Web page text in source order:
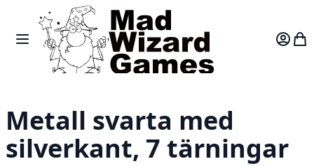
Skip to Content
Toggle Nav
Metall svarta med
silverkant, 7 tärningar